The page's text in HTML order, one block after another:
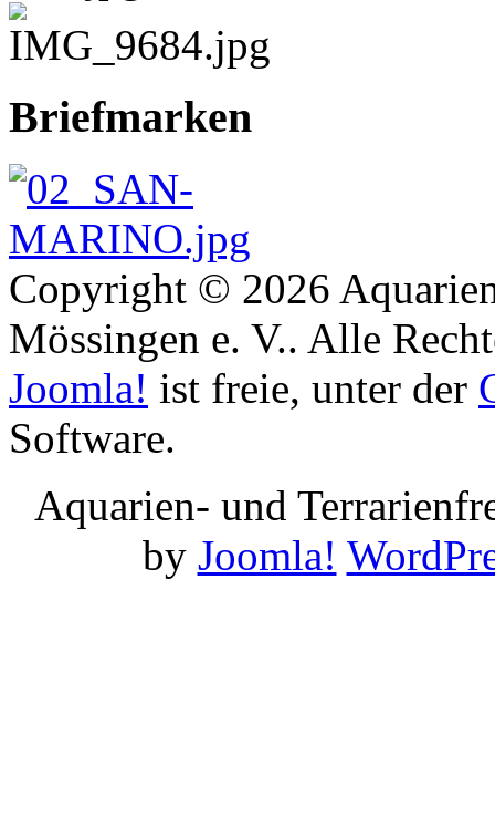
Briefmarken
Copyright © 2026
Mössingen e. V.. Alle
Joomla! ist freie, unter der
Software.
Aquarien- und
by Joomla!